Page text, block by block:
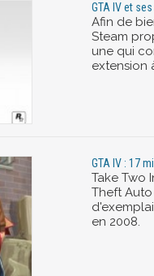
GTA IV et
Afin de
Steam
une qui
extension
GTA IV : 17
Take Two
Theft Auto
en 2008.